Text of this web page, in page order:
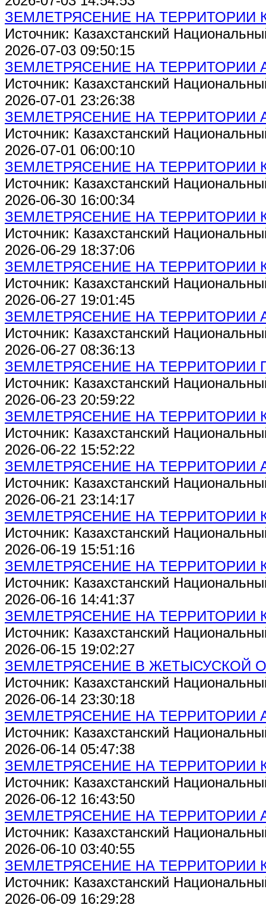
ЗЕМЛЕТРЯСЕНИЕ НА ТЕРРИТОРИИ
Источник: Казахстанский
2026-07-03 09:50:15
ЗЕМЛЕТРЯСЕНИЕ НА ТЕРРИТОРИИ
Источник: Казахстанский
2026-07-01 23:26:38
ЗЕМЛЕТРЯСЕНИЕ НА ТЕРРИТОРИИ
Источник: Казахстанский
2026-07-01 06:00:10
ЗЕМЛЕТРЯСЕНИЕ НА ТЕРРИТОРИИ
Источник: Казахстанский
2026-06-30 16:00:34
ЗЕМЛЕТРЯСЕНИЕ НА ТЕРРИТОРИИ
Источник: Казахстанский
2026-06-29 18:37:06
ЗЕМЛЕТРЯСЕНИЕ НА ТЕРРИТОРИИ
Источник: Казахстанский
2026-06-27 19:01:45
ЗЕМЛЕТРЯСЕНИЕ НА ТЕРРИТОРИИ
Источник: Казахстанский
2026-06-27 08:36:13
ЗЕМЛЕТРЯСЕНИЕ НА ТЕРРИТОРИИ
Источник: Казахстанский
2026-06-23 20:59:22
ЗЕМЛЕТРЯСЕНИЕ НА ТЕРРИТОРИИ
Источник: Казахстанский
2026-06-22 15:52:22
ЗЕМЛЕТРЯСЕНИЕ НА ТЕРРИТОРИИ
Источник: Казахстанский
2026-06-21 23:14:17
ЗЕМЛЕТРЯСЕНИЕ НА ТЕРРИТОРИИ
Источник: Казахстанский
2026-06-19 15:51:16
ЗЕМЛЕТРЯСЕНИЕ НА ТЕРРИТОРИИ
Источник: Казахстанский
2026-06-16 14:41:37
ЗЕМЛЕТРЯСЕНИЕ НА ТЕРРИТОРИИ
Источник: Казахстанский
2026-06-15 19:02:27
ЗЕМЛЕТРЯСЕНИЕ В ЖЕТЫСУСКОЙ
Источник: Казахстанский
2026-06-14 23:30:18
ЗЕМЛЕТРЯСЕНИЕ НА ТЕРРИТОРИИ
Источник: Казахстанский
2026-06-14 05:47:38
ЗЕМЛЕТРЯСЕНИЕ НА ТЕРРИТОРИИ
Источник: Казахстанский
2026-06-12 16:43:50
ЗЕМЛЕТРЯСЕНИЕ НА ТЕРРИТОРИИ
Источник: Казахстанский
2026-06-10 03:40:55
ЗЕМЛЕТРЯСЕНИЕ НА ТЕРРИТОРИИ
Источник: Казахстанский
2026-06-09 16:29:28